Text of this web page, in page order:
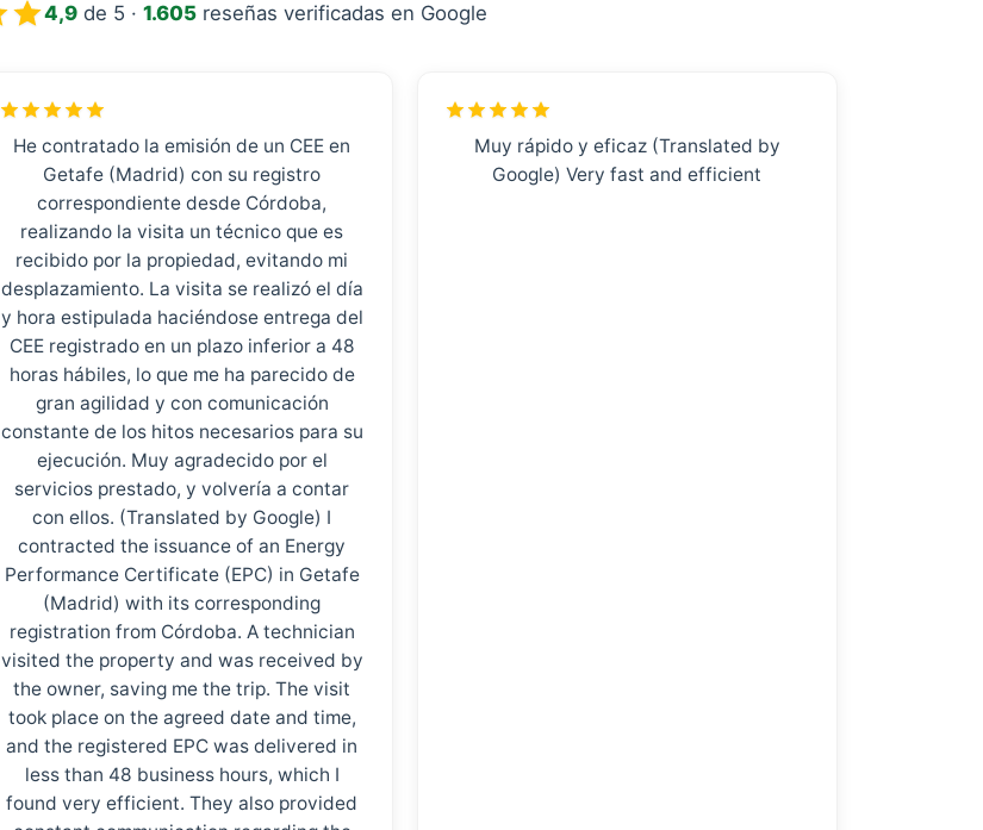
4,9 de 5 · 1.605 reseñas verificadas en Google
He contratado la emisión de un CEE en
Getafe (Madrid) con su registro
correspondiente desde Córdoba,
realizando la visita un técnico que es
recibido por la propiedad, evitando mi
desplazamiento. La visita se realizó el día
y hora estipulada haciéndose entrega del
CEE registrado en un plazo inferior a 48
horas hábiles, lo que me ha parecido de
gran agilidad y con comunicación
constante de los hitos necesarios para su
ejecución. Muy agradecido por el
servicios prestado, y volvería a contar
con ellos. (Translated by Google) I
contracted the issuance of an Energy
Performance Certificate (EPC) in Getafe
(Madrid) with its corresponding
registration from Córdoba. A technician
visited the property and was received by
the owner, saving me the trip. The visit
took place on the agreed date and time,
and the registered EPC was delivered in
less than 48 business hours, which I
found very efficient. They also provided
Muy rápido y eficaz (Translated by
Google) Very fast and efficient